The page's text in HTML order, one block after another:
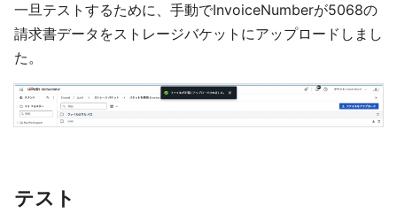
一旦テストするために、手動でInvoiceNumberが5068の
請求書データをストレージバケットにアップロードしまし
た。
テスト